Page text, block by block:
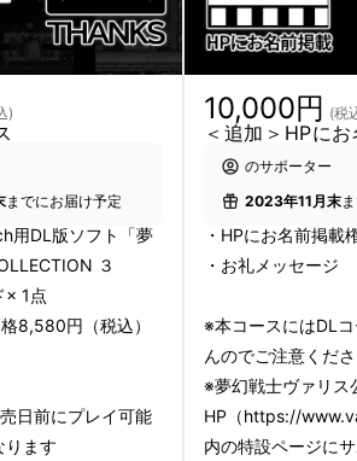
トラコース」の追加や「設定資
2弾」および「サントラCD第1
せていただきます。
１弾、第2弾」および「サント
、過去のプロジェクトで大変ご
、プロジェクト終了後も多くの
いただいていた商品でございま
お手にとっていただけますと幸
！
チゴール】
)
までにお届け予定
用DL版ソフト「夢
３
× 1点
8,580円（税込）
日前にプレイ可能
ります
10,000円 (税
＜追加＞HPに
のサポーター
2023年11月末
・HPにお名前掲載
・お礼メッセージ
※本コースにはDL
んのでご注意くだ
※夢幻戦士ヴァリス
HP（https://
内の特設ページに